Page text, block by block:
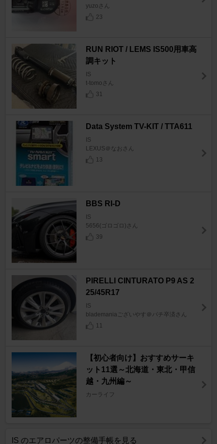
yuzoさん
23
RUN RIOT / LEMS IS500用車高
調キット
IS
t-tomoさん
31
Data System TV-KIT / TTA611
IS
LEXUS＠なおさん
13
BBS RI-D
IS
5656(ゴロゴロ)さん
39
PIRELLI CINTURATO P9 AS 2
25/45R17
IS
blademaniaございやす＠パチ卒済さん
11
【初心者向け】おすすめサーキ
ット11選～北海道・東北・甲信
越・九州編～
カーライフ
IS のエアロパーツの整備手帳を見る